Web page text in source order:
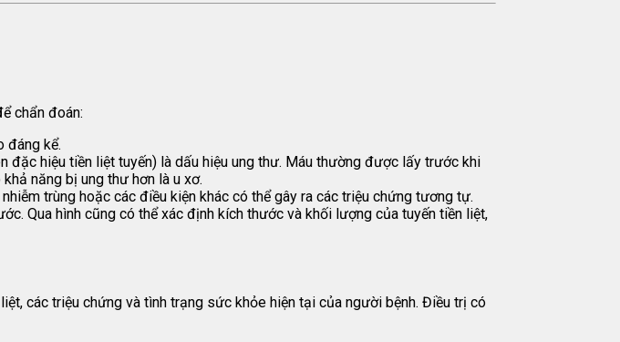
chẩn đoán:
đáng kể.
đặc hiệu tiền liệt tuyến) là dấu hiệu ung thư. Máu thường được lấy trước khi
năng bị ung thư hơn là u xơ.
trùng hoặc các điều kiện khác có thể gây ra các triệu chứng tương tự.
Qua hình cũng có thể xác định kích thước và khối lượng của tuyến tiền liệt,
các triệu chứng và tình trạng sức khỏe hiện tại của người bệnh. Điều trị có